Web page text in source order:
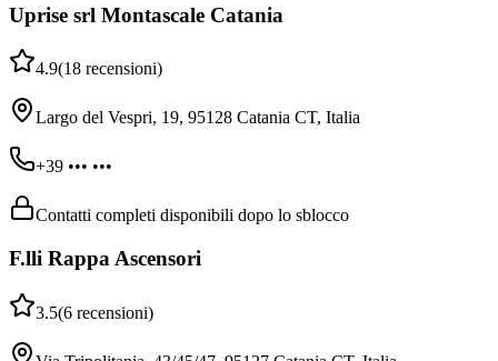
Uprise srl Montascale Catania
4.9(18 recensioni)
Largo del Vespri, 19, 95128 Catania CT, Italia
+39 ••• •••
Contatti completi disponibili dopo lo sblocco
F.lli Rappa Ascensori
3.5(6 recensioni)